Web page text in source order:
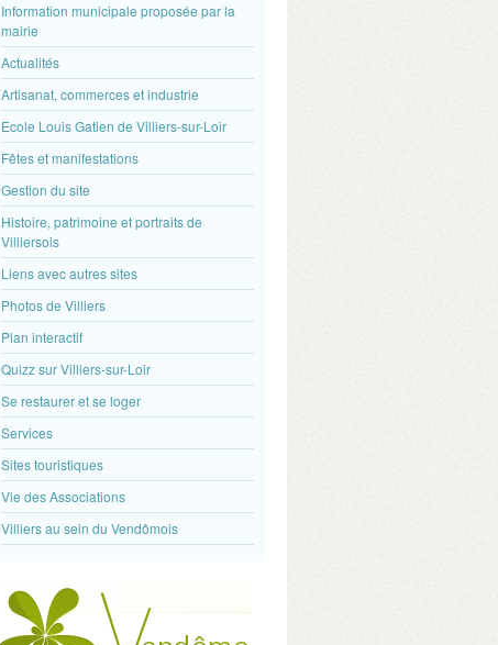
Information municipale proposée par la
mairie
Actualités
Artisanat, commerces et industrie
Ecole Louis Gatien de Villiers-sur-Loir
Fêtes et manifestations
Gestion du site
Histoire, patrimoine et portraits de
Villiersois
Liens avec autres sites
Photos de Villiers
Plan interactif
Quizz sur Villiers-sur-Loir
Se restaurer et se loger
Services
Sites touristiques
Vie des Associations
Villiers au sein du Vendômois